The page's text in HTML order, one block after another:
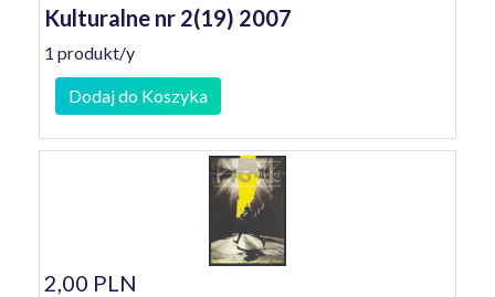
Kulturalne nr 2(19) 2007
1 produkt/y
Dodaj do Koszyka
2,00 PLN